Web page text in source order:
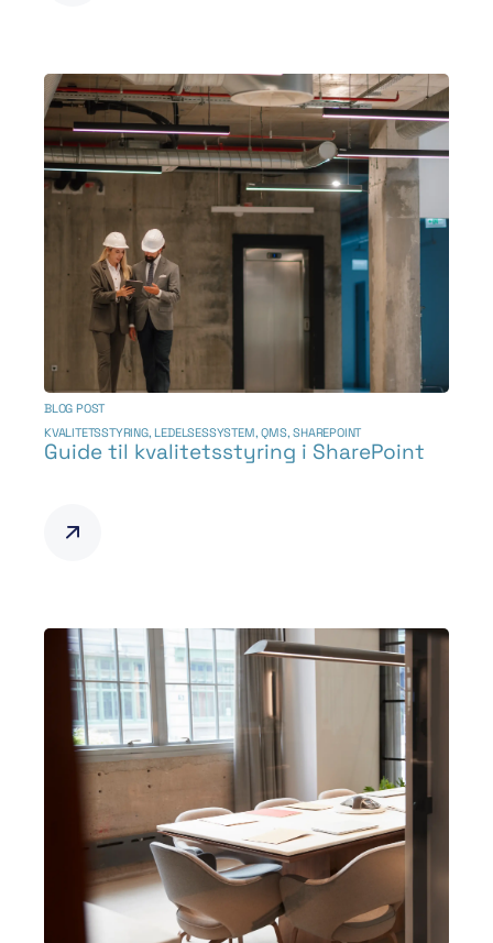
BLOG POST
KVALITETSSTYRING,LEDELSESSYSTEM,QMS,SHAREPOINT
Guide til kvalitetsstyring i SharePoint